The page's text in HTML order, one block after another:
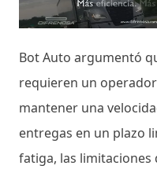
Bot Auto argumentó
requieren un
mantener una
entregas en un plazo
fatiga, las limitaciones